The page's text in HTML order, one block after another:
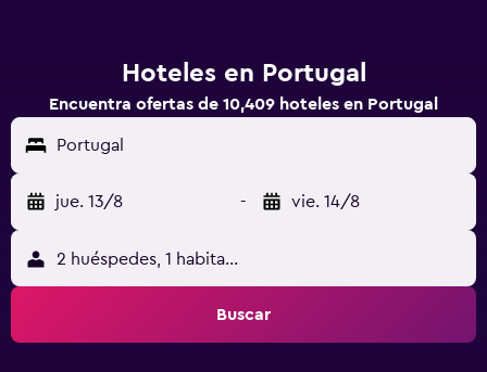
Hoteles en Portugal
Encuentra ofertas de 10,409 hoteles en Portugal
Portugal
jue. 13/8 - vie. 14/8
2 huéspedes, 1 habitación
Buscar